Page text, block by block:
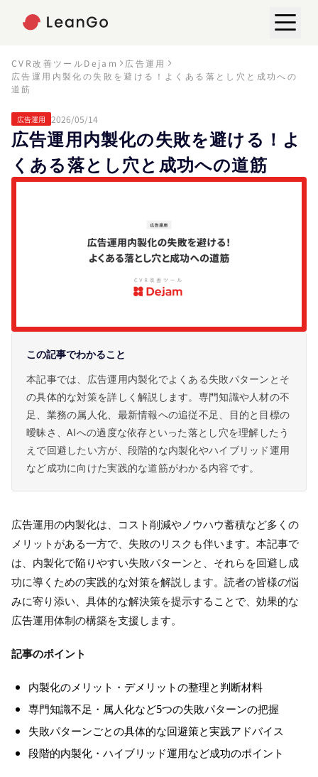
CVR改善ツールDejam
広告運用
広告運用内製化の失敗を避ける！よくある落とし穴と成功への
道筋
広告運用 2026/05/14
広告運用内製化の失敗を避ける！よ
くある落とし穴と成功への道筋
この記事でわかること
本記事では、広告運用内製化でよくある失敗パターンとそ
の具体的な対策を詳しく解説します。専門知識や人材の不
足、業務の属人化、最新情報への追従不足、目的と目標の
曖昧さ、AIへの過度な依存といった落とし穴を理解したう
えで回避したい方が、段階的な内製化やハイブリッド運用
など成功に向けた実践的な道筋がわかる内容です。
広告運用の内製化は、コスト削減やノウハウ蓄積など多くの
メリットがある一方で、失敗のリスクも伴います。本記事で
は、内製化で陥りやすい失敗パターンと、それらを回避し成
功に導くための実践的な対策を解説します。読者の皆様の悩
みに寄り添い、具体的な解決策を提示することで、効果的な
広告運用体制の構築を支援します。
記事のポイント
内製化のメリット・デメリットの整理と判断材料
専門知識不足・属人化など5つの失敗パターンの把握
失敗パターンごとの具体的な回避策と実践アドバイス
段階的内製化・ハイブリッド運用など成功のポイント